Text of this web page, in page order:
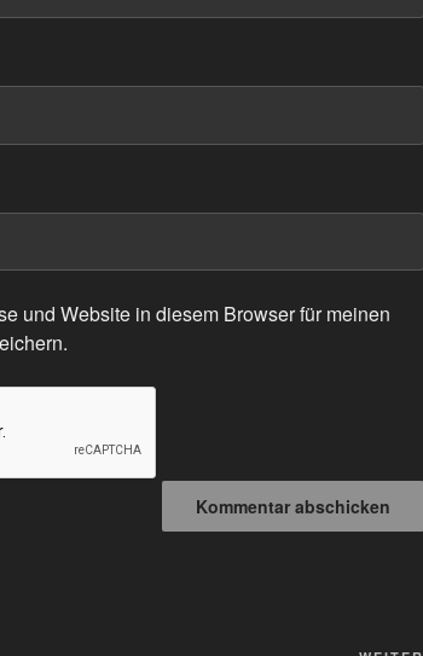
und Website in diesem Browser für meinen